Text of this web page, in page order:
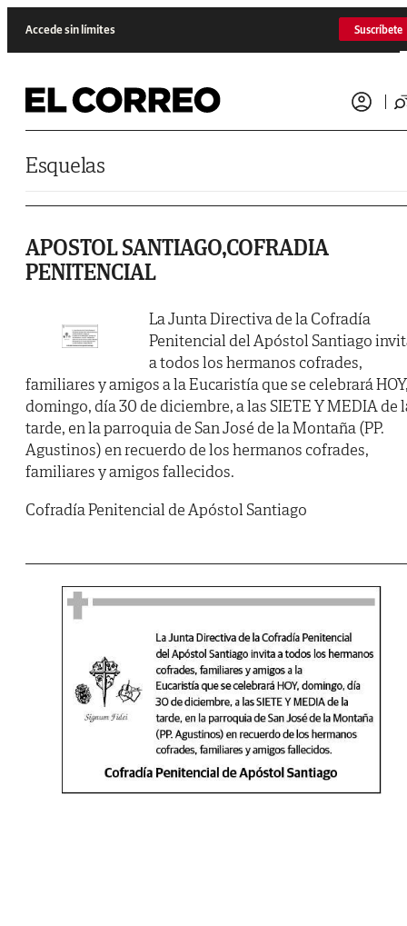
Accede sin límites Suscríbete
Esquelas
APOSTOL SANTIAGO,COFRADIA
PENITENCIAL
La Junta Directiva de la Cofradía
Penitencial del Apóstol Santiago
a todos los hermanos cofrades,
familiares y amigos a la Eucaristía que se celebrará
domingo, día 30 de diciembre, a las SIETE Y MEDIA de
tarde, en la parroquia de San José de la Montaña (PP.
Agustinos) en recuerdo de los hermanos cofrades,
familiares y amigos fallecidos.
Cofradía Penitencial de Apóstol Santiago